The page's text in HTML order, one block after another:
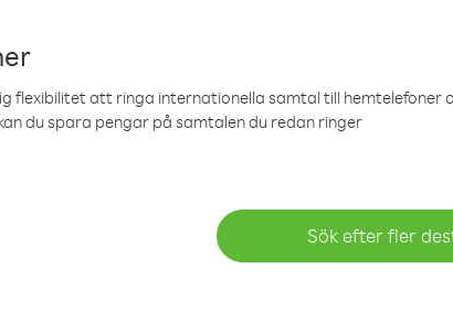
flexibilitet att ringa internationella samtal till hemtelefoner
du spara pengar på samtalen du redan ringer
Sök efter fler